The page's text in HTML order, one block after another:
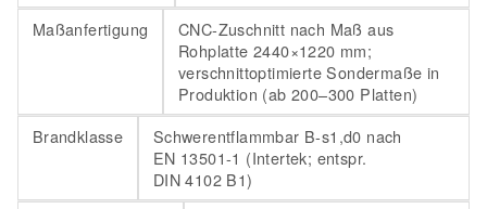
Maßanfertigung
CNC-Zuschnitt nach Maß aus
Rohplatte 2440×1220 mm;
verschnittoptimierte Sondermaße in
Produktion (ab 200–300 Platten)
Brandklasse
Schwerentflammbar B-s1,d0 nach
EN 13501-1 (Intertek; entspr.
DIN 4102 B1)